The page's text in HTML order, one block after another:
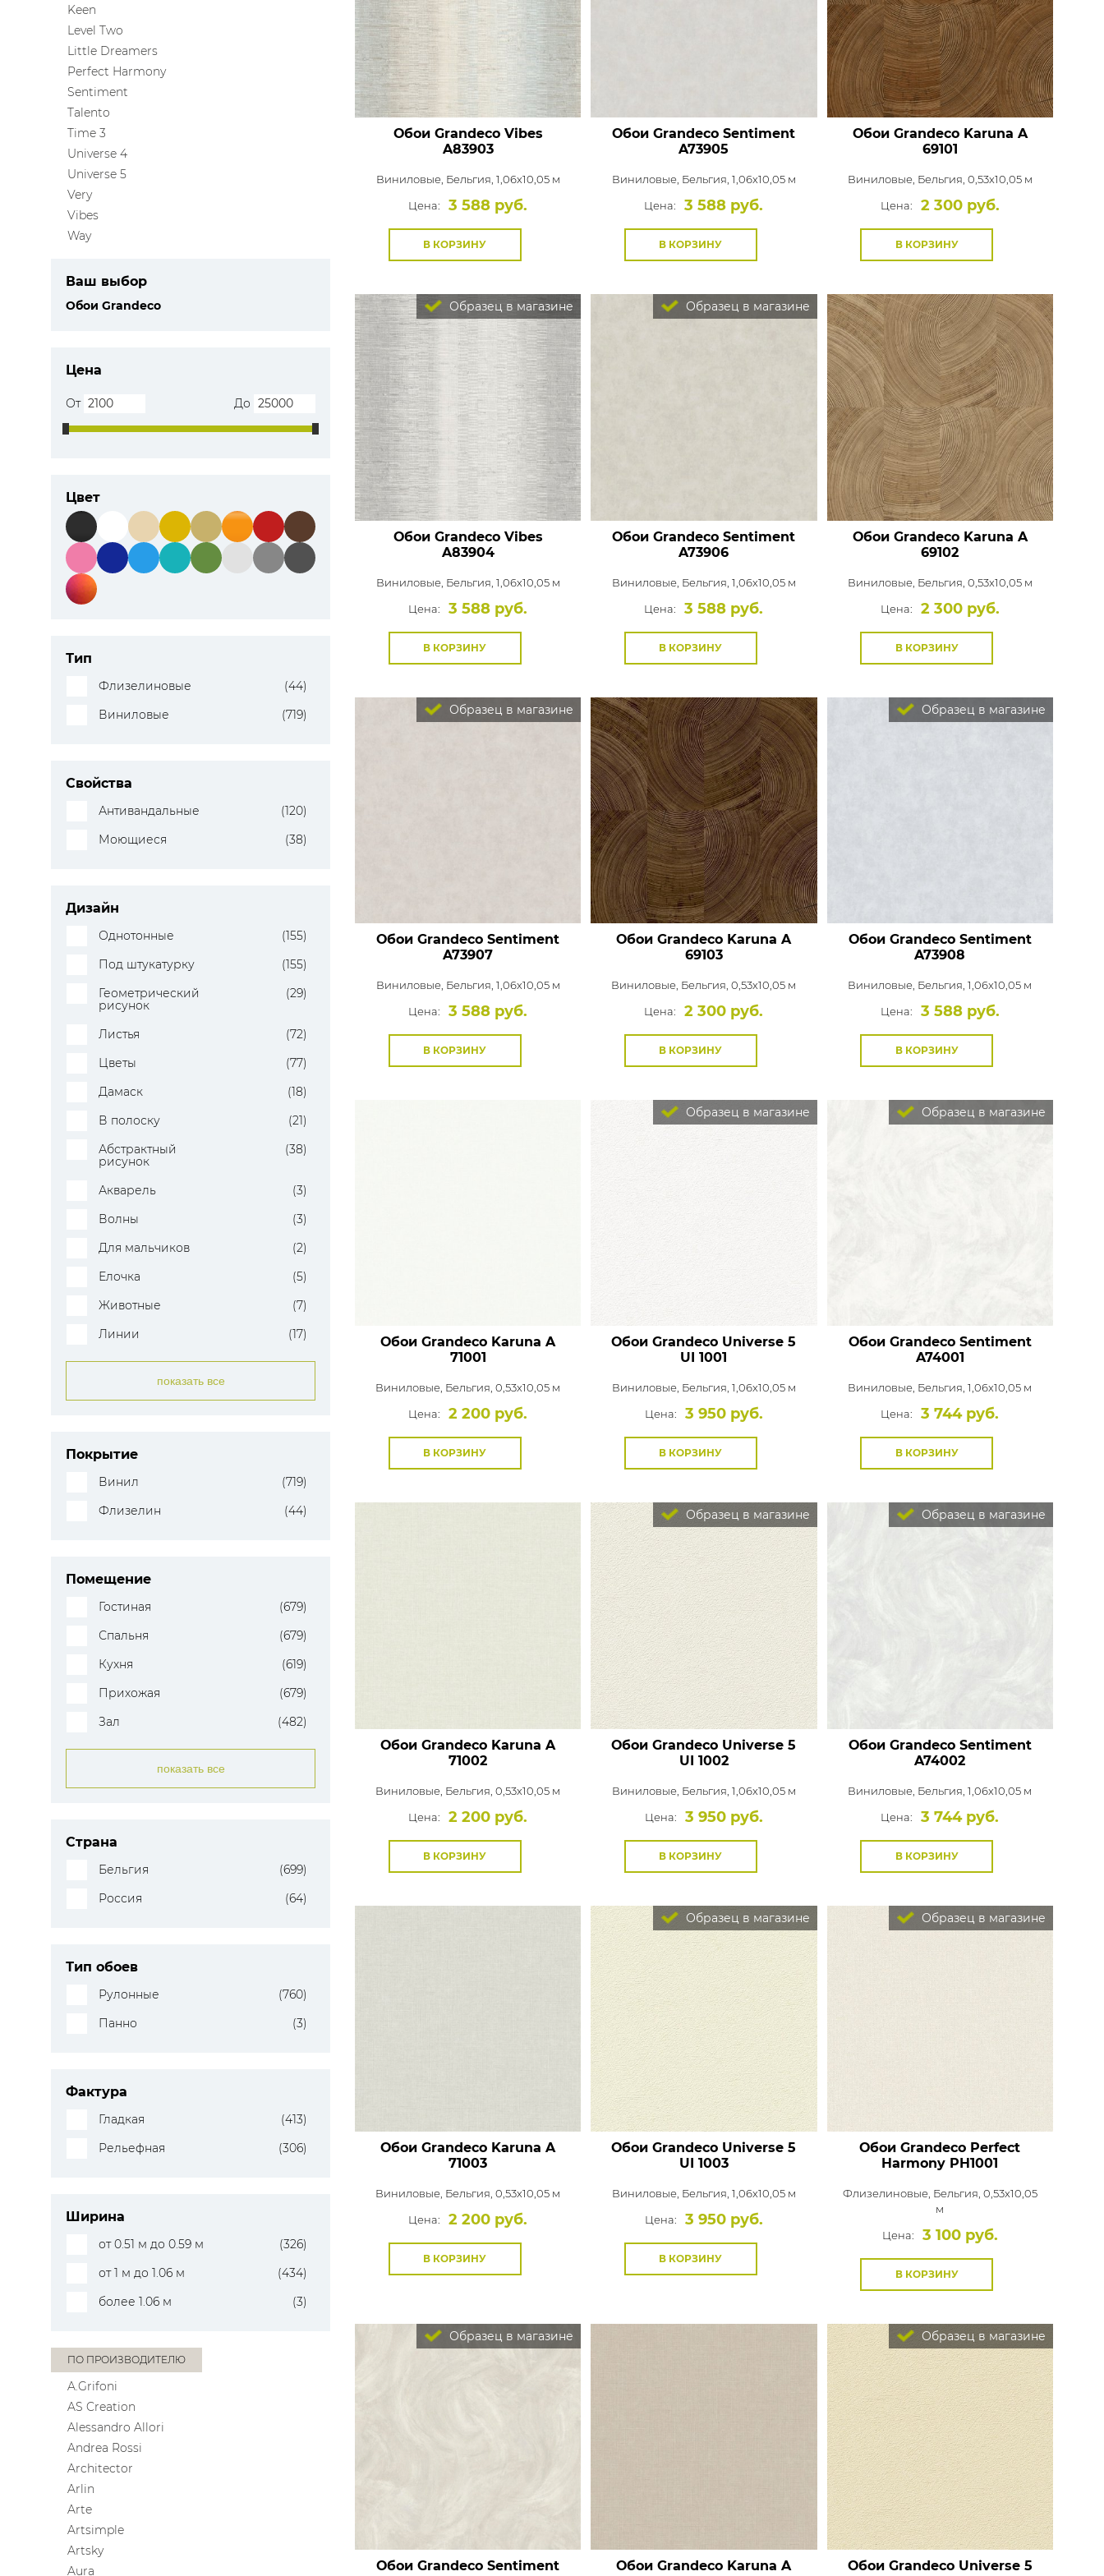
ЦВЕТА
ПОКАЗАТЬ ВСЕ ОБОИ
Keen
Level Two
Little Dreamers
Perfect Harmony
Sentiment
Talento
Time 3
Universe 4
Universe 5
Very
Vibes
Way
Ваш выбор
Обои Grandeco
Цена
От До
Цвет
Тип
Флизелиновые
(44)
Виниловые
(719)
Свойства
Антивандальные
(120)
Моющиеся
(38)
Дизайн
Однотонные
(155)
Под штукатурку
(155)
Геометрический
рисунок
(29)
Листья
(72)
Цветы
(77)
Дамаск
(18)
В полоску
(21)
Абстрактный
рисунок
(38)
Акварель
(3)
Волны
(3)
Для мальчиков
(2)
Елочка
(5)
Животные
(7)
Линии
(17)
показать все
Покрытие
Винил
(719)
Флизелин
(44)
Помещение
Гостиная
(679)
Спальня
(679)
Кухня
(619)
Прихожая
(679)
Зал
(482)
показать все
Страна
Бельгия
(699)
Россия
(64)
Тип обоев
Рулонные
(760)
Панно
(3)
Фактура
Гладкая
(413)
Рельефная
(306)
Ширина
от 0.51 м до 0.59 м
(326)
от 1 м до 1.06 м
(434)
более 1.06 м
(3)
ПО ПРОИЗВОДИТЕЛЮ
A.Grifoni
AS Creation
Alessandro Allori
Andrea Rossi
Architector
Arlin
Arte
Artsimple
Artsky
Aura
Обои Grandeco Vibes
A83903
Виниловые, Бельгия, 1,06x10,05 м
Цена:
3 588 руб.
В КОРЗИНУ
Обои Grandeco Sentiment
A73905
Виниловые, Бельгия, 1,06x10,05 м
Цена:
3 588 руб.
В КОРЗИНУ
Обои Grandeco Karuna A
69101
Виниловые, Бельгия, 0,53x10,05 м
Цена:
2 300 руб.
В КОРЗИНУ
Образец в магазине
Обои Grandeco Vibes
A83904
Виниловые, Бельгия, 1,06x10,05 м
Цена:
3 588 руб.
В КОРЗИНУ
Образец в магазине
Обои Grandeco Sentiment
A73906
Виниловые, Бельгия, 1,06x10,05 м
Цена:
3 588 руб.
В КОРЗИНУ
Обои Grandeco Karuna A
69102
Виниловые, Бельгия, 0,53x10,05 м
Цена:
2 300 руб.
В КОРЗИНУ
Образец в магазине
Обои Grandeco Sentiment
A73907
Виниловые, Бельгия, 1,06x10,05 м
Цена:
3 588 руб.
В КОРЗИНУ
Обои Grandeco Karuna A
69103
Виниловые, Бельгия, 0,53x10,05 м
Цена:
2 300 руб.
В КОРЗИНУ
Образец в магазине
Обои Grandeco Sentiment
A73908
Виниловые, Бельгия, 1,06x10,05 м
Цена:
3 588 руб.
В КОРЗИНУ
Обои Grandeco Karuna A
71001
Виниловые, Бельгия, 0,53x10,05 м
Цена:
2 200 руб.
В КОРЗИНУ
Образец в магазине
Обои Grandeco Universe 5
UI 1001
Виниловые, Бельгия, 1,06x10,05 м
Цена:
3 950 руб.
В КОРЗИНУ
Образец в магазине
Обои Grandeco Sentiment
A74001
Виниловые, Бельгия, 1,06x10,05 м
Цена:
3 744 руб.
В КОРЗИНУ
Обои Grandeco Karuna A
71002
Виниловые, Бельгия, 0,53x10,05 м
Цена:
2 200 руб.
В КОРЗИНУ
Образец в магазине
Обои Grandeco Universe 5
UI 1002
Виниловые, Бельгия, 1,06x10,05 м
Цена:
3 950 руб.
В КОРЗИНУ
Образец в магазине
Обои Grandeco Sentiment
A74002
Виниловые, Бельгия, 1,06x10,05 м
Цена:
3 744 руб.
В КОРЗИНУ
Обои Grandeco Karuna A
71003
Виниловые, Бельгия, 0,53x10,05 м
Цена:
2 200 руб.
В КОРЗИНУ
Образец в магазине
Обои Grandeco Universe 5
UI 1003
Виниловые, Бельгия, 1,06x10,05 м
Цена:
3 950 руб.
В КОРЗИНУ
Образец в магазине
Обои Grandeco Perfect
Harmony PH1001
Флизелиновые, Бельгия, 0,53x10,05
м
Цена:
3 100 руб.
В КОРЗИНУ
Образец в магазине
Обои Grandeco Sentiment
Обои Grandeco Karuna A
Образец в магазине
Обои Grandeco Universe 5